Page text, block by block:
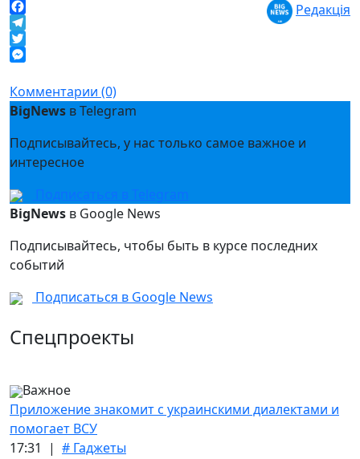
Facebook
Telegram
Twitter
Редакція
Комментарии (0)
BigNews в Telegram
Подписывайтесь, у нас только самое важное и
интересное
Подписаться в Telegram
BigNews в Google News
Подписывайтесь, чтобы быть в курсе последних
событий
Подписаться в Google News
Спецпроекты
Важное
Приложение знакомит с украинскими диалектами и
помогает ВСУ
17:31 | # Гаджеты